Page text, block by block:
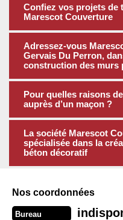
Confiez vos projets de
Marescot Couverture
Adressez-vous
Gervais Du Perron,
construction des murs
Pour quelles raisons
auprès d’un maçon ?
La société Marescot
spécialisée dans la
béton décoratif
Nos coordonnées
Bureau